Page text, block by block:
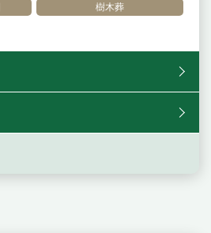
樹木葬